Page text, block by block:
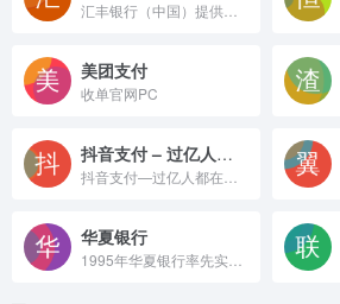
美团支付
收单官网PC
抖音支付 – 过亿人都在用
华夏银行